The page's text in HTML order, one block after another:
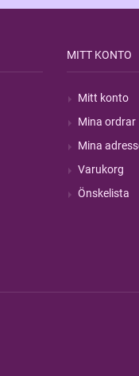
MITT KONTO
Mitt konto
Mina ordrar
Mina
Varukorg
Önskelista